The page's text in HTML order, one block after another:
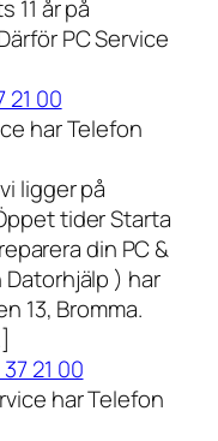
11 år på
PC Service
21 00
har Telefon
ligger på
tider Starta
din PC &
Datorhjälp ) har
13, Bromma.
21 00
har Telefon